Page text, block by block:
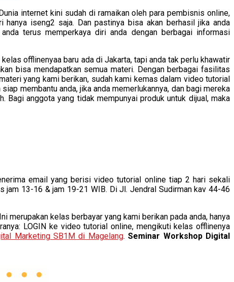
internet kini sudah di ramaikan oleh para pembisnis online,
hanya iseng2 saja. Dan pastinya bisa akan berhasil jika anda
terus memperkaya diri anda dengan berbagai informasi
offlinenyaa baru ada di Jakarta, tapi anda tak perlu khawatir
bisa mendapatkan semua materi. Dengan berbagai fasilitas
yang kami berikan, sudah kami kemas dalam video tutorial
membantu anda, jika anda memerlukannya, dan bagi mereka
Bagi anggota yang tidak mempunyai produk untuk dijual, maka
email yang berisi video tutorial online tiap 2 hari sekali
jam 13-16 & jam 19-21 WIB. Di Jl. Jendral Sudirman kav 44-46
merupakan kelas berbayar yang kami berikan pada anda, hanya
LOGIN ke video tutorial online, mengikuti kelas offlinenya
Marketing SB1M di Magelang.Seminar Workshop Digital